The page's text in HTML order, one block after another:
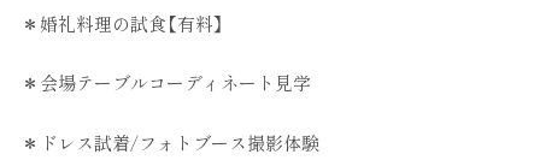
＊婚礼料理の試食【有料】
＊会場テーブルコーディネート見学
＊ドレス試着/フォトブース撮影体験